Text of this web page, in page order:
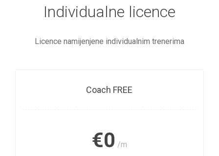
Individualne licence
Licence namijenjene individualnim trenerima
Coach FREE
€0 /m